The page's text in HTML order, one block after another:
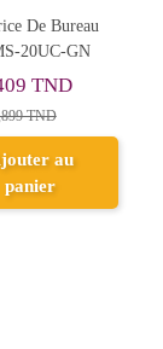
Caré
TND